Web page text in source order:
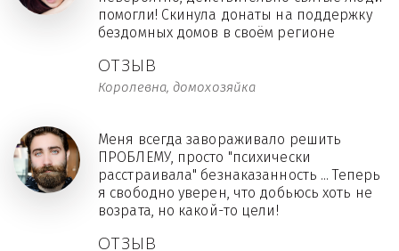
ОТЗЫВ
Королевна, домохозяйка
помогли! Скинула донаты на поддержку
бездомных домов в своём регионе
ОТЗЫВ
Меня всегда завораживало решить
ПРОБЛЕМУ, просто "психически
расстраивала" безнаказанность ... Теперь
я свободно уверен, что добьюсь хоть не
возрата, но какой-то цели!